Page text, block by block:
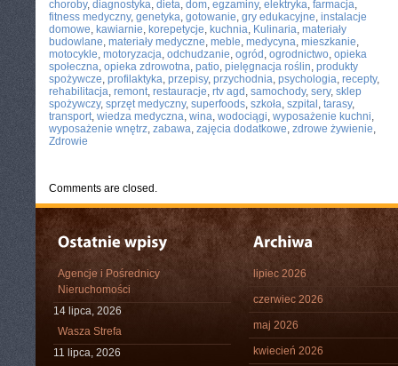
choroby, diagnostyka, dieta, dom, egzaminy, elektryka, farmacja,
fitness medyczny, genetyka, gotowanie, gry edukacyjne, instalacje
domowe, kawiarnie, korepetycje, kuchnia, Kulinaria, materiały
budowlane, materiały medyczne, meble, medycyna, mieszkanie,
motocykle, motoryzacja, odchudzanie, ogród , ogrodnictwo, opieka
społeczna, opieka zdrowotna, patio, pielęgnacja roślin, produkty
spożywcze, profilaktyka, przepisy, przychodnia, psychologia, recepty,
rehabilitacja, remont, restauracje, rtv agd , samochody, sery, sklep
spożywczy, sprzęt medyczny, superfoods, szkoła, szpital , tarasy,
transport, wiedza medyczna, wina, wodociągi, wyposażenie kuchni,
wyposażenie wnętrz, zabawa, zajęcia dodatkowe, zdrowe żywienie,
Zdrowie
Comments are closed.
Agencje i Pośrednicy
Nieruchomości
14 lipca, 2026
Wasza Strefa
11 lipca, 2026
lipiec 2026
czerwiec 2026
maj 2026
kwiecień 2026